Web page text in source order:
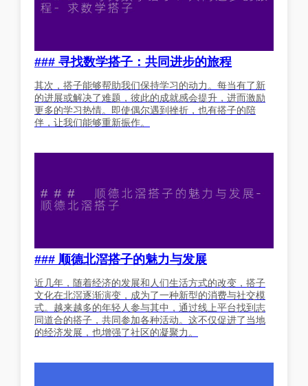
### 寻找数学搭子：共同进步的旅程
其次，搭子能够帮助我们保持学习的动力。每当有了新
的进展或解决了难题，彼此的成就感会提升，进而激励
更多的学习热情。即使偶尔遇到挫折，也有搭子的陪
伴，让我们能够重新振作。
### 顺德北滘搭子的魅力与发展
近几年，随着经济的发展和人们生活方式的改变，搭子
文化在北滘逐渐演变，成为了一种新型的消费与社交模
式。越来越多的年轻人参与其中，通过线上平台找到志
同道合的搭子，共同参加各种活动。这不仅促进了当地
的经济发展，也增强了社区的凝聚力。